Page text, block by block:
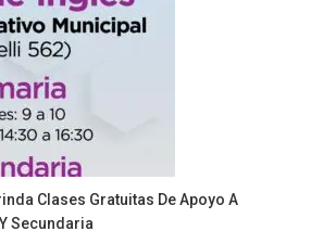
Clases Gratuitas De Apoyo A
Secundaria